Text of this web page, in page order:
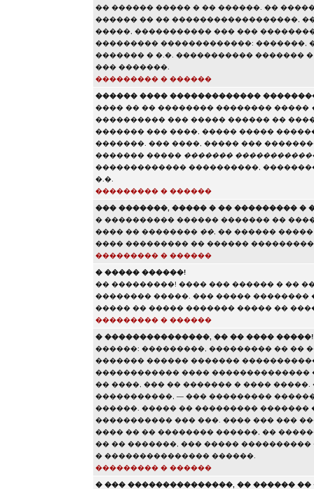
�� ������ ����� � �� ������. ��
������ �� �� ������������������,
�����, ����������� ��� ���
��������� �������������: �������,
������� � �.�. ����������� �������
��� �������.
��������� � ������
������ ���� �������������
���� �� �� �������� �������� �����
���������� ��� ����� ������ ��
������� ��� ����, ����� �����
�������. ��� ����, ����� ���
������� ����� �������
������������� ����������,
�.�.
��������� � ������
��� �������, ����� � �� ��������� �
� ���������� ������ ������� ��
���� �� �������� ��, �� ������
���� ��������� �� ������
��������� � ������
� ����� ������!
�� ���������! ���� ��� ������ � ��
�������� �����. ��� ����� ��������
����� �� ����� ������� ����� ��
��������� � ������
� ���������������, �� �� ���� �����!
������: ���������, ��������� �� ��
������� ������ �������
������������ ����
�� ����, ��� �� ������� � ����
�����������, — ��� ���������
������. ����� �� ���������
����������� ��� ���. ���� ��� ���
���� �� �� �������� ������, ��
�� �� �������, ��� ����� ����������
� ��������������� ������.
��������� � ������
� ��� ���������������, �� ������ ��